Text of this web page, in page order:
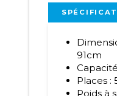
91cm
Places :
Poids à